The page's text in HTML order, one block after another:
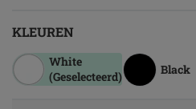
KLEUREN
White
(Geselecteerd)
Black